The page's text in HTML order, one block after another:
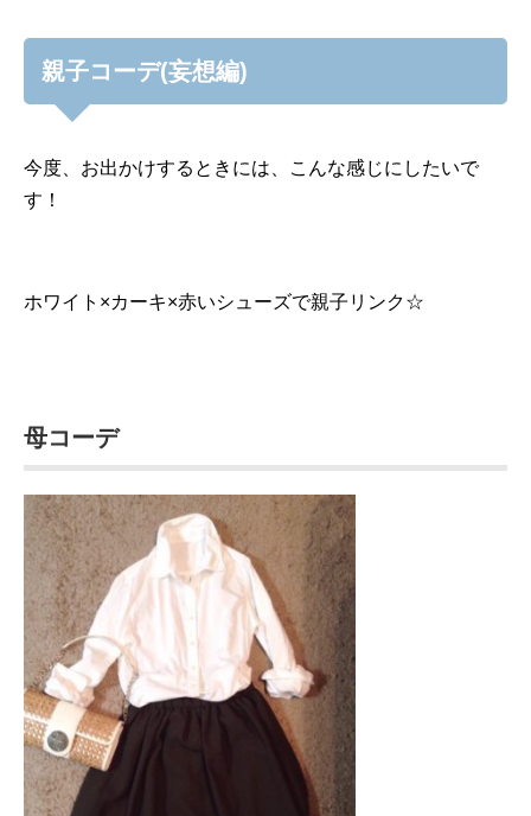
親子コーデ(妄想編)
今度、お出かけするときには、こんな感じにしたいで
す！
ホワイト×カーキ×赤いシューズで親子リンク☆
母コーデ